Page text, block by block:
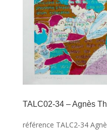
TALC02-34 – Agnès
référence TALC2-34